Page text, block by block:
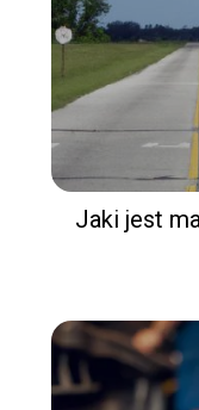
Jaki jest